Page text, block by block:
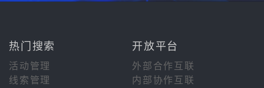
热门搜索 开放平台
活动管理
外部合作互联
线索管理
内部协作互联